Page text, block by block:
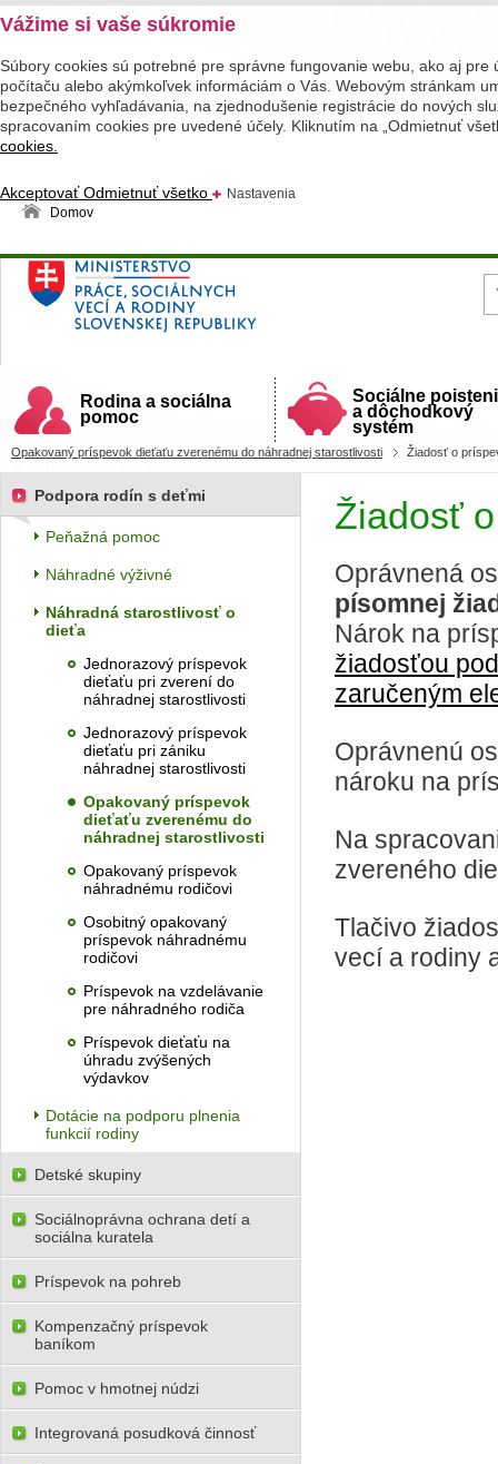
Vážime si vaše súkromie
Súbory cookies sú potrebné pre správne fungovanie webu, ako aj
počítaču alebo akýmkoľvek informáciám o Vás. Webovým stránkam
bezpečného vyhľadávania, na zjednodušenie registrácie do nových
spracovaním cookies pre uvedené účely. Kliknutím na „Odmietnuť
cookies.
AkceptovaťOdmietnuť všetko
Nastavenia
Domov
Ministerstvo práce, sociálnych vecí a rodiny
Slovenskej republiky
Rodina a sociálna
pomoc
Sociálne
a dôchodkový
systém
Opakovaný príspevok dieťaťu zverenému do náhradnej starostlivosti Žiadosť o
Žiadosť
Oprávnená
písomnej
Nárok na
žiadosťou
zaručeným
Oprávnenú
nároku na
Na
zvereného
Tlačivo
vecí a rodiny
Podpora rodín s deťmi
Peňažná pomoc
Náhradné výživné
Náhradná starostlivosť o
dieťa
Jednorazový príspevok
dieťaťu pri zverení do
náhradnej starostlivosti
Jednorazový príspevok
dieťaťu pri zániku
náhradnej starostlivosti
Opakovaný príspevok
dieťaťu zverenému do
náhradnej starostlivosti
Opakovaný príspevok
náhradnému rodičovi
Osobitný opakovaný
príspevok náhradnému
rodičovi
Príspevok na vzdelávanie
pre náhradného rodiča
Príspevok dieťaťu na
úhradu zvýšených
výdavkov
Dotácie na podporu plnenia
funkcií rodiny
Detské skupiny
Sociálnoprávna ochrana detí a
sociálna kuratela
Príspevok na pohreb
Kompenzačný príspevok
baníkom
Pomoc v hmotnej núdzi
Integrovaná posudková činnosť